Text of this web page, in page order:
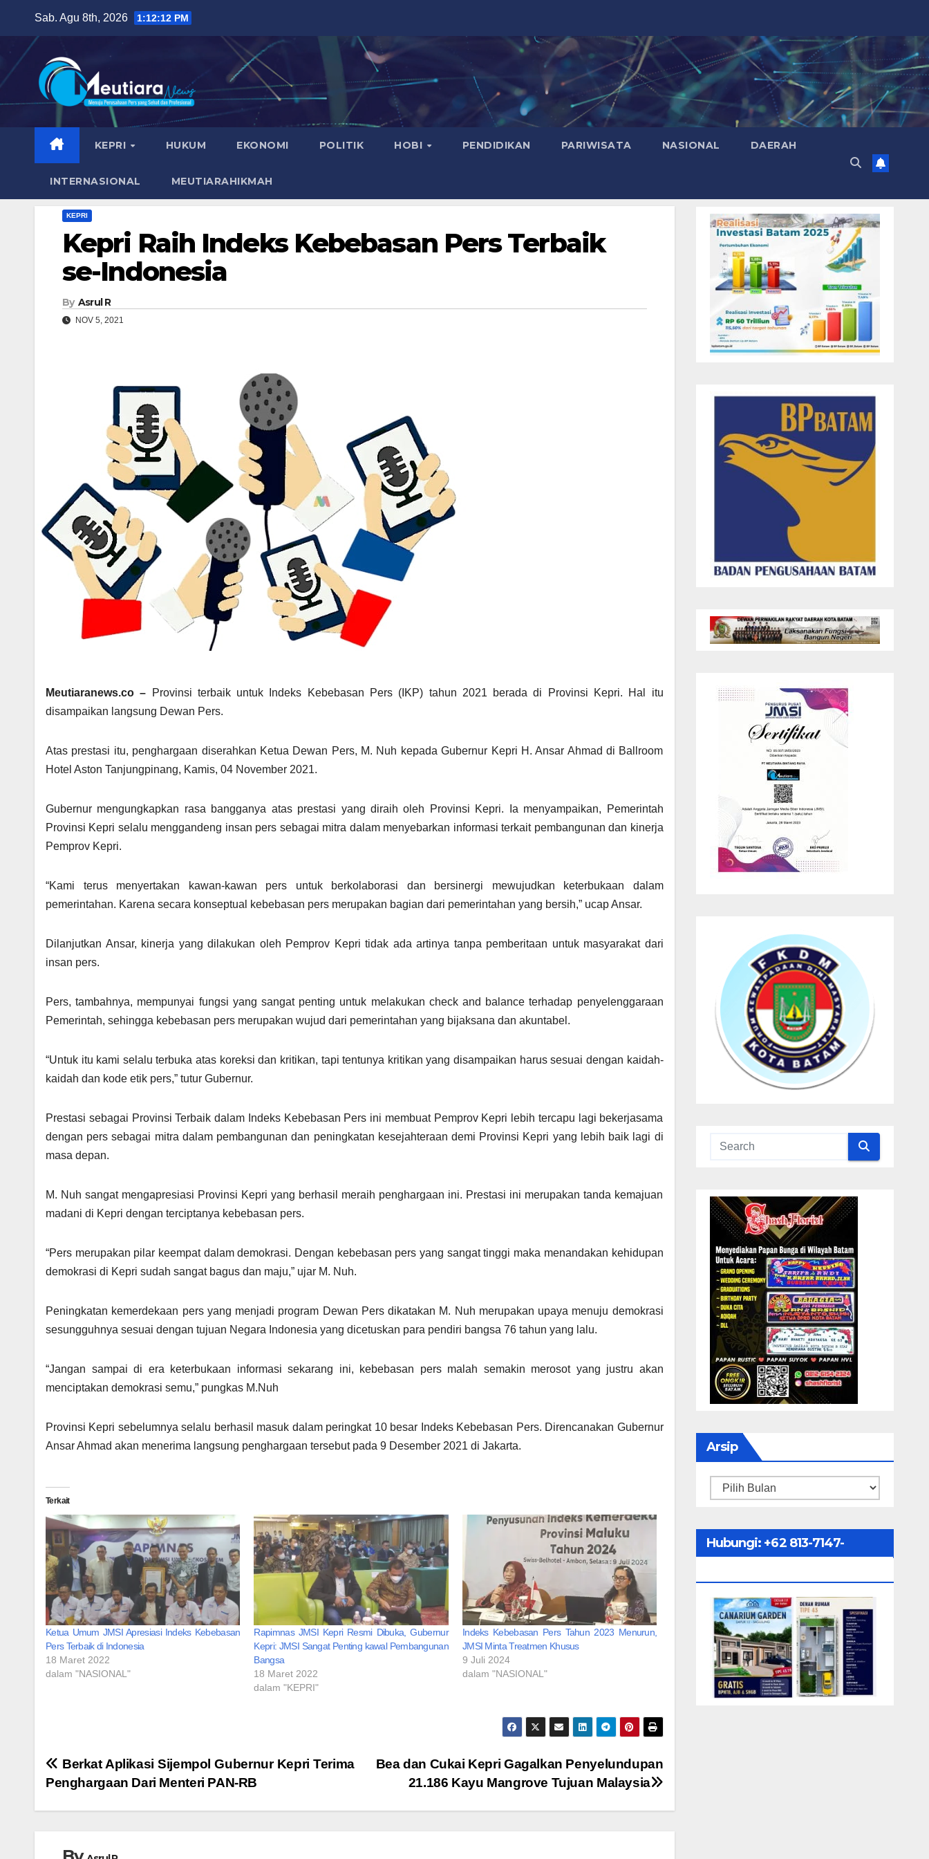
content
Sab. Agu 8th, 2026 1:12:14 PM
KEPRI HUKUM EKONOMI POLITIK HOBI PENDIDIKAN PARIWISATA NASIONAL DAERAH
INTERNASIONAL MEUTIARAHIKMAH
KEPRI
Kepri Raih Indeks Kebebasan Pers Terbaik
se-Indonesia
By Asrul R
NOV 5, 2021
Meutiaranews.co –
Provinsi terbaik untuk Indeks Kebebasan Pers (IKP) tahun 2021 berada di Provinsi Kepri. Hal itu
disampaikan langsung Dewan Pers.
Atas prestasi itu, penghargaan diserahkan Ketua Dewan Pers, M. Nuh kepada Gubernur Kepri H. Ansar Ahmad di Ballroom
Hotel Aston Tanjungpinang, Kamis, 04 November 2021.
Gubernur mengungkapkan rasa bangganya atas prestasi yang diraih oleh Provinsi Kepri. Ia menyampaikan, Pemerintah
Provinsi Kepri selalu menggandeng insan pers sebagai mitra dalam menyebarkan informasi terkait pembangunan dan kinerja
Pemprov Kepri.
“Kami terus menyertakan kawan-kawan pers untuk berkolaborasi dan bersinergi mewujudkan keterbukaan dalam
pemerintahan. Karena secara konseptual kebebasan pers merupakan bagian dari pemerintahan yang bersih,” ucap Ansar.
Dilanjutkan Ansar, kinerja yang dilakukan oleh Pemprov Kepri tidak ada artinya tanpa pemberitaan untuk masyarakat dari
insan pers.
Pers, tambahnya, mempunyai fungsi yang sangat penting untuk melakukan check and balance terhadap penyelenggaraan
Pemerintah, sehingga kebebasan pers merupakan wujud dari pemerintahan yang bijaksana dan akuntabel.
“Untuk itu kami selalu terbuka atas koreksi dan kritikan, tapi tentunya kritikan yang disampaikan harus sesuai dengan kaidah-
kaidah dan kode etik pers,” tutur Gubernur.
Prestasi sebagai Provinsi Terbaik dalam Indeks Kebebasan Pers ini membuat Pemprov Kepri lebih tercapu lagi bekerjasama
dengan pers sebagai mitra dalam pembangunan dan peningkatan kesejahteraan demi Provinsi Kepri yang lebih baik lagi di
masa depan.
M. Nuh sangat mengapresiasi Provinsi Kepri yang berhasil meraih penghargaan ini. Prestasi ini merupakan tanda kemajuan
madani di Kepri dengan terciptanya kebebasan pers.
“Pers merupakan pilar keempat dalam demokrasi. Dengan kebebasan pers yang sangat tinggi maka menandakan kehidupan
demokrasi di Kepri sudah sangat bagus dan maju,” ujar M. Nuh.
Peningkatan kemerdekaan pers yang menjadi program Dewan Pers dikatakan M. Nuh merupakan upaya menuju demokrasi
sesungguhnya sesuai dengan tujuan Negara Indonesia yang dicetuskan para pendiri bangsa 76 tahun yang lalu.
“Jangan sampai di era keterbukaan informasi sekarang ini, kebebasan pers malah semakin merosot yang justru akan
menciptakan demokrasi semu,” pungkas M.Nuh
Provinsi Kepri sebelumnya selalu berhasil masuk dalam peringkat 10 besar Indeks Kebebasan Pers. Direncanakan Gubernur
Ansar Ahmad akan menerima langsung penghargaan tersebut pada 9 Desember 2021 di Jakarta.
Terkait
Ketua Umum JMSI Apresiasi Indeks Kebebasan
Pers Terbaik di Indonesia
18 Maret 2022
dalam "NASIONAL"
Rapimnas JMSI Kepri Resmi Dibuka, Gubernur
Kepri: JMSI Sangat Penting kawal Pembangunan
Bangsa
18 Maret 2022
dalam "KEPRI"
Indeks Kebebasan Pers Tahun 2023 Menurun,
JMSI Minta Treatmen Khusus
9 Juli 2024
dalam "NASIONAL"
Navigasi
pos
Bea dan Cukai Kepri Gagalkan Penyelundupan
21.186 Kayu Mangrove Tujuan Malaysia
Berkat Aplikasi Sijempol Gubernur Kepri Terima
Penghargaan Dari Menteri PAN-RB
Arsip
Arsip
Hubungi: ‪+62 813-7147-